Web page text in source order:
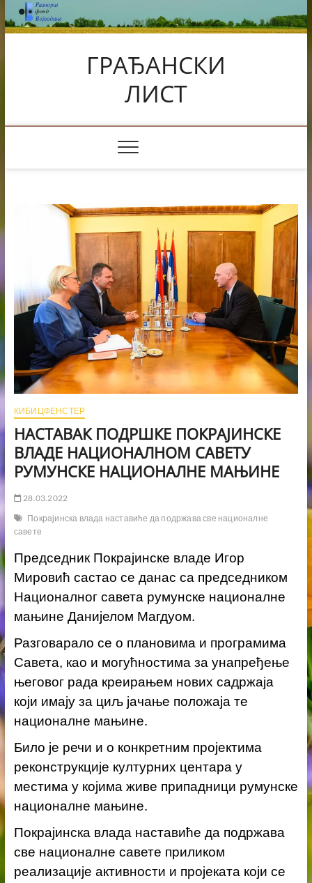
Skip
to
content
ГРАЂАНСКИ
ЛИСТ
КИБИЦФЕНСТЕР
НАСТАВАК ПОДРШКЕ ПОКРАЈИНСКЕ
ВЛАДЕ НАЦИОНАЛНОМ САВЕТУ
РУМУНСКЕ НАЦИОНАЛНЕ МАЊИНЕ
28.03.2022
Покрајинска влада наставиће да подржава све националне
савете
Председник Покрајинске владе Игор
Мировић састао се данас са председником
Националног савета румунске националне
мањине Данијелом Магдуом.
Разговарало се о плановима и програмима
Савета, као и могућностима за унапређење
његовог рада креирањем нових садржаја
који имају за циљ јачање положаја те
националне мањине.
Било је речи и о конкретним пројектима
реконструкције културних центара у
местима у којима живе припадници румунске
националне мањине.
Покрајинска влада наставиће да подржава
све националне савете приликом
реализације активности и пројеката који се